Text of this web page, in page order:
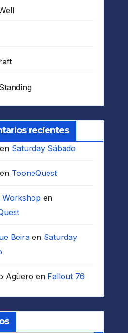
recientes
Saturday Sábado
TooneQuest
Workshop en
Beiraen Saturday
Agüero en Fallout 76